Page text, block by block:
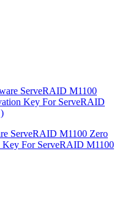
ServeRAID M1100 Zero
For ServeRAID M1100